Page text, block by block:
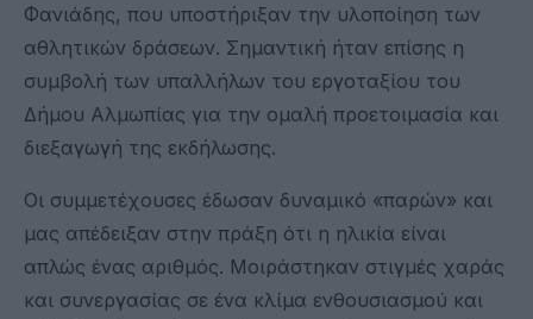
Φανιάδης, που υποστήριξαν την υλοποίηση των
αθλητικών δράσεων. Σημαντική ήταν επίσης η
συμβολή των υπαλλήλων του εργοταξίου του
Δήμου Αλμωπίας για την ομαλή προετοιμασία και
διεξαγωγή της εκδήλωσης.
Οι συμμετέχουσες έδωσαν δυναμικό «παρών» και
μας απέδειξαν στην πράξη ότι η ηλικία είναι
απλώς ένας αριθμός. Μοιράστηκαν στιγμές χαράς
και συνεργασίας σε ένα κλίμα ενθουσιασμού και